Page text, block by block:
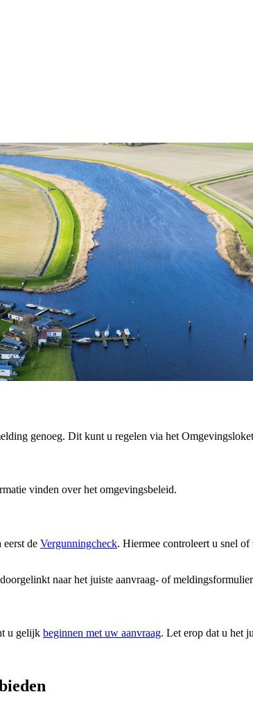
genoeg. Dit kunt u regelen via het
vinden over het omgevingsbeleid.
de Vergunningcheck. Hiermee controleert u snel
naar het juiste aanvraag- of
u gelijk beginnen met uw aanvraag. Let erop dat u het